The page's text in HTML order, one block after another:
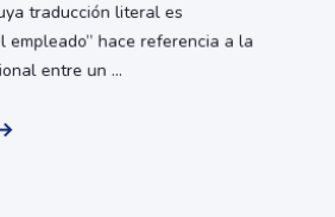
traducción literal es
empleado” hace referencia a la
entre un ...